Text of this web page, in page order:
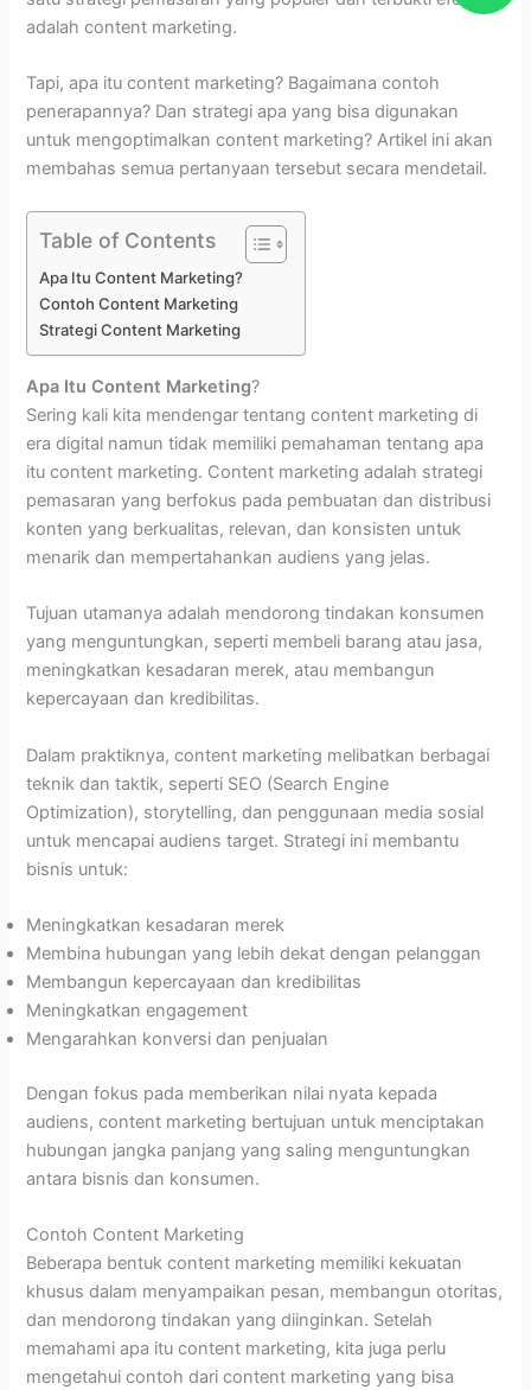
adalah content marketing.
Tapi, apa itu content marketing? Bagaimana contoh
penerapannya? Dan strategi apa yang bisa digunakan
untuk mengoptimalkan content marketing? Artikel ini akan
membahas semua pertanyaan tersebut secara mendetail.
Table of Contents
Apa Itu Content Marketing?
Contoh Content Marketing
Strategi Content Marketing
Apa Itu Content Marketing?
Sering kali kita mendengar tentang content marketing di
era digital namun tidak memiliki pemahaman tentang apa
itu content marketing. Content marketing adalah strategi
pemasaran yang berfokus pada pembuatan dan distribusi
konten yang berkualitas, relevan, dan konsisten untuk
menarik dan mempertahankan audiens yang jelas.
Tujuan utamanya adalah mendorong tindakan konsumen
yang menguntungkan, seperti membeli barang atau jasa,
meningkatkan kesadaran merek, atau membangun
kepercayaan dan kredibilitas.
Dalam praktiknya, content marketing melibatkan berbagai
teknik dan taktik, seperti SEO (Search Engine
Optimization), storytelling, dan penggunaan media sosial
untuk mencapai audiens target. Strategi ini membantu
bisnis untuk:
Meningkatkan kesadaran merek
Membina hubungan yang lebih dekat dengan pelanggan
Membangun kepercayaan dan kredibilitas
Meningkatkan engagement
Mengarahkan konversi dan penjualan
Dengan fokus pada memberikan nilai nyata kepada
audiens, content marketing bertujuan untuk menciptakan
hubungan jangka panjang yang saling menguntungkan
antara bisnis dan konsumen.
Contoh Content Marketing
Beberapa bentuk content marketing memiliki kekuatan
khusus dalam menyampaikan pesan, membangun otoritas,
dan mendorong tindakan yang diinginkan. Setelah
memahami apa itu content marketing, kita juga perlu
mengetahui contoh dari content marketing yang bisa
a
p